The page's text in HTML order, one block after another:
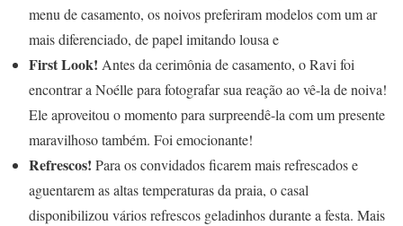
menu de casamento, os noivos preferiram modelos com um ar
mais diferenciado, de papel imitando lousa e
First Look! Antes da cerimônia de casamento, o Ravi foi
encontrar a Noélle para fotografar sua reação ao vê-la de noiva!
Ele aproveitou o momento para surpreendê-la com um presente
maravilhoso também. Foi emocionante!
Refrescos! Para os convidados ficarem mais refrescados e
aguentarem as altas temperaturas da praia, o casal
disponibilizou vários refrescos geladinhos durante a festa. Mais